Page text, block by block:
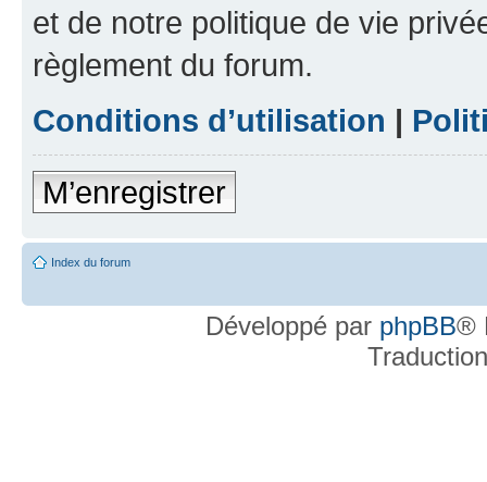
et de notre politique de vie
règlement du forum.
Conditions d’utilisation |
M’enregistrer
Index du forum
Développé par phpBB®